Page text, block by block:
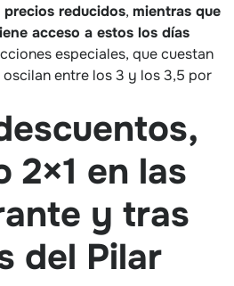
reducidos, mientras que
acceso a estos los días
especiales, que cuestan
entre los 3 y los 3,5 por
2×1 en las
y tras
del Pilar